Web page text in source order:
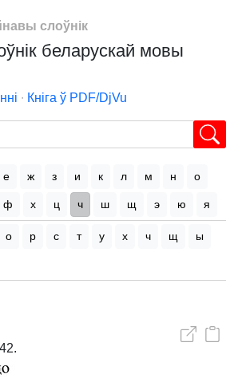
слоўнік
беларускай мовы
∙ Кніга ў PDF/DjVu
е ж з и к л м н о
ф х ц ч ш щ э ю я
о р с т у х ч щ ы
42.